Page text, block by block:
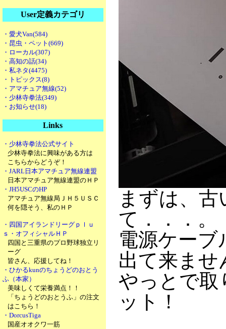
User定義カテゴリ
・愛犬Van(584)
・昆虫・ペット(669)
・ローカル(307)
・高知の話(34)
・私ネタ(4475)
・トピックス(8)
・アマチュア無線(52)
・少林寺拳法(349)
・お知らせ(18)
Links
・少林寺拳法公式サイト
少林寺拳法に興味がある方は
こちらからどうぞ！
・JARL日本アマチュア無線連盟
日本アマチュア無線連盟のＨＰ
・JH5USCのHP
アマチュア無線局ＪＨ５ＵＳＣ
何を隠そう、私のＨＰ
・四国アイランドリーグｐｌｕ
ｓ・オフィシャルＨＰ
四国と三重県のプロ野球独立リ
ーグ
皆さん、応援してね！
・ひかるkunのちょうどのおとう
ふ（本家）
美味しくて栄養満点！！
「ちょうどのおとうふ」の注文
はこちら！
・DorcusTiga
国産オオクワ一筋
まずは、
て．．．。
電源ケーブ
出て来ませ
やっとで取
ット！